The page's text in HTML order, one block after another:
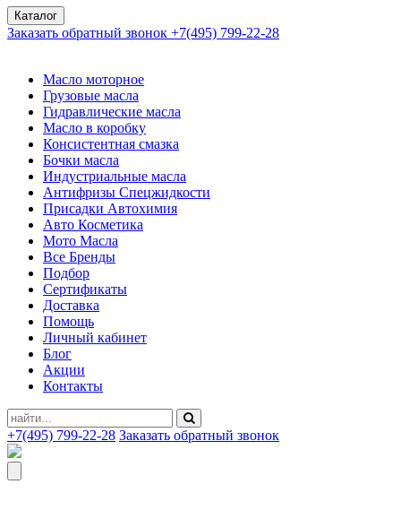
Каталог
Заказать обратный звонок +7(495) 799-22-28
Масло моторное
Грузовые масла
Гидравлические масла
Масло в коробку
Консистентная смазка
Бочки масла
Индустриальные масла
Антифризы Спецжидкости
Присадки Автохимия
Авто Косметика
Мото Масла
Все Бренды
Подбор
Сертификаты
Доставка
Помощь
Личный кабинет
Блог
Акции
Контакты
+7(495) 799-22-28 Заказать обратный звонок